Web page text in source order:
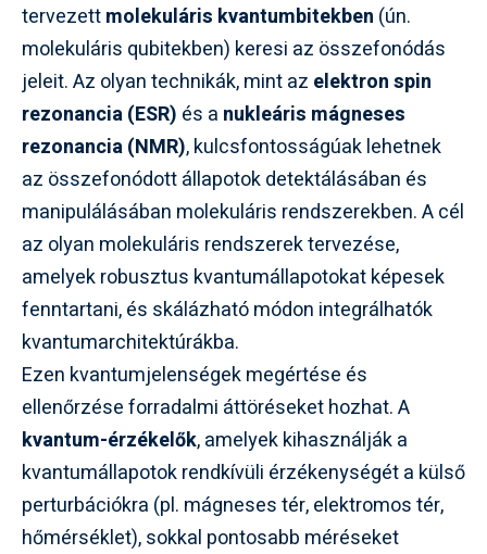
tervezettmolekuláris kvantumbitekben (ún.
molekuláris qubitekben) keresi az összefonódás
jeleit. Az olyan technikák, mint az elektron spin
rezonancia (ESR) és a nukleáris mágneses
rezonancia (NMR), kulcsfontosságúak lehetnek
az összefonódott állapotok detektálásában és
manipulálásában molekuláris rendszerekben. A cél
az olyan molekuláris rendszerek tervezése,
amelyek robusztus kvantumállapotokat képesek
fenntartani, és skálázható módon integrálhatók
kvantumarchitektúrákba.
Ezen kvantumjelenségek megértése és
ellenőrzése forradalmi áttöréseket hozhat. A
kvantum-érzékelők, amelyek kihasználják a
kvantumállapotok rendkívüli érzékenységét a külső
perturbációkra (pl. mágneses tér, elektromos tér,
hőmérséklet), sokkal pontosabb méréseket